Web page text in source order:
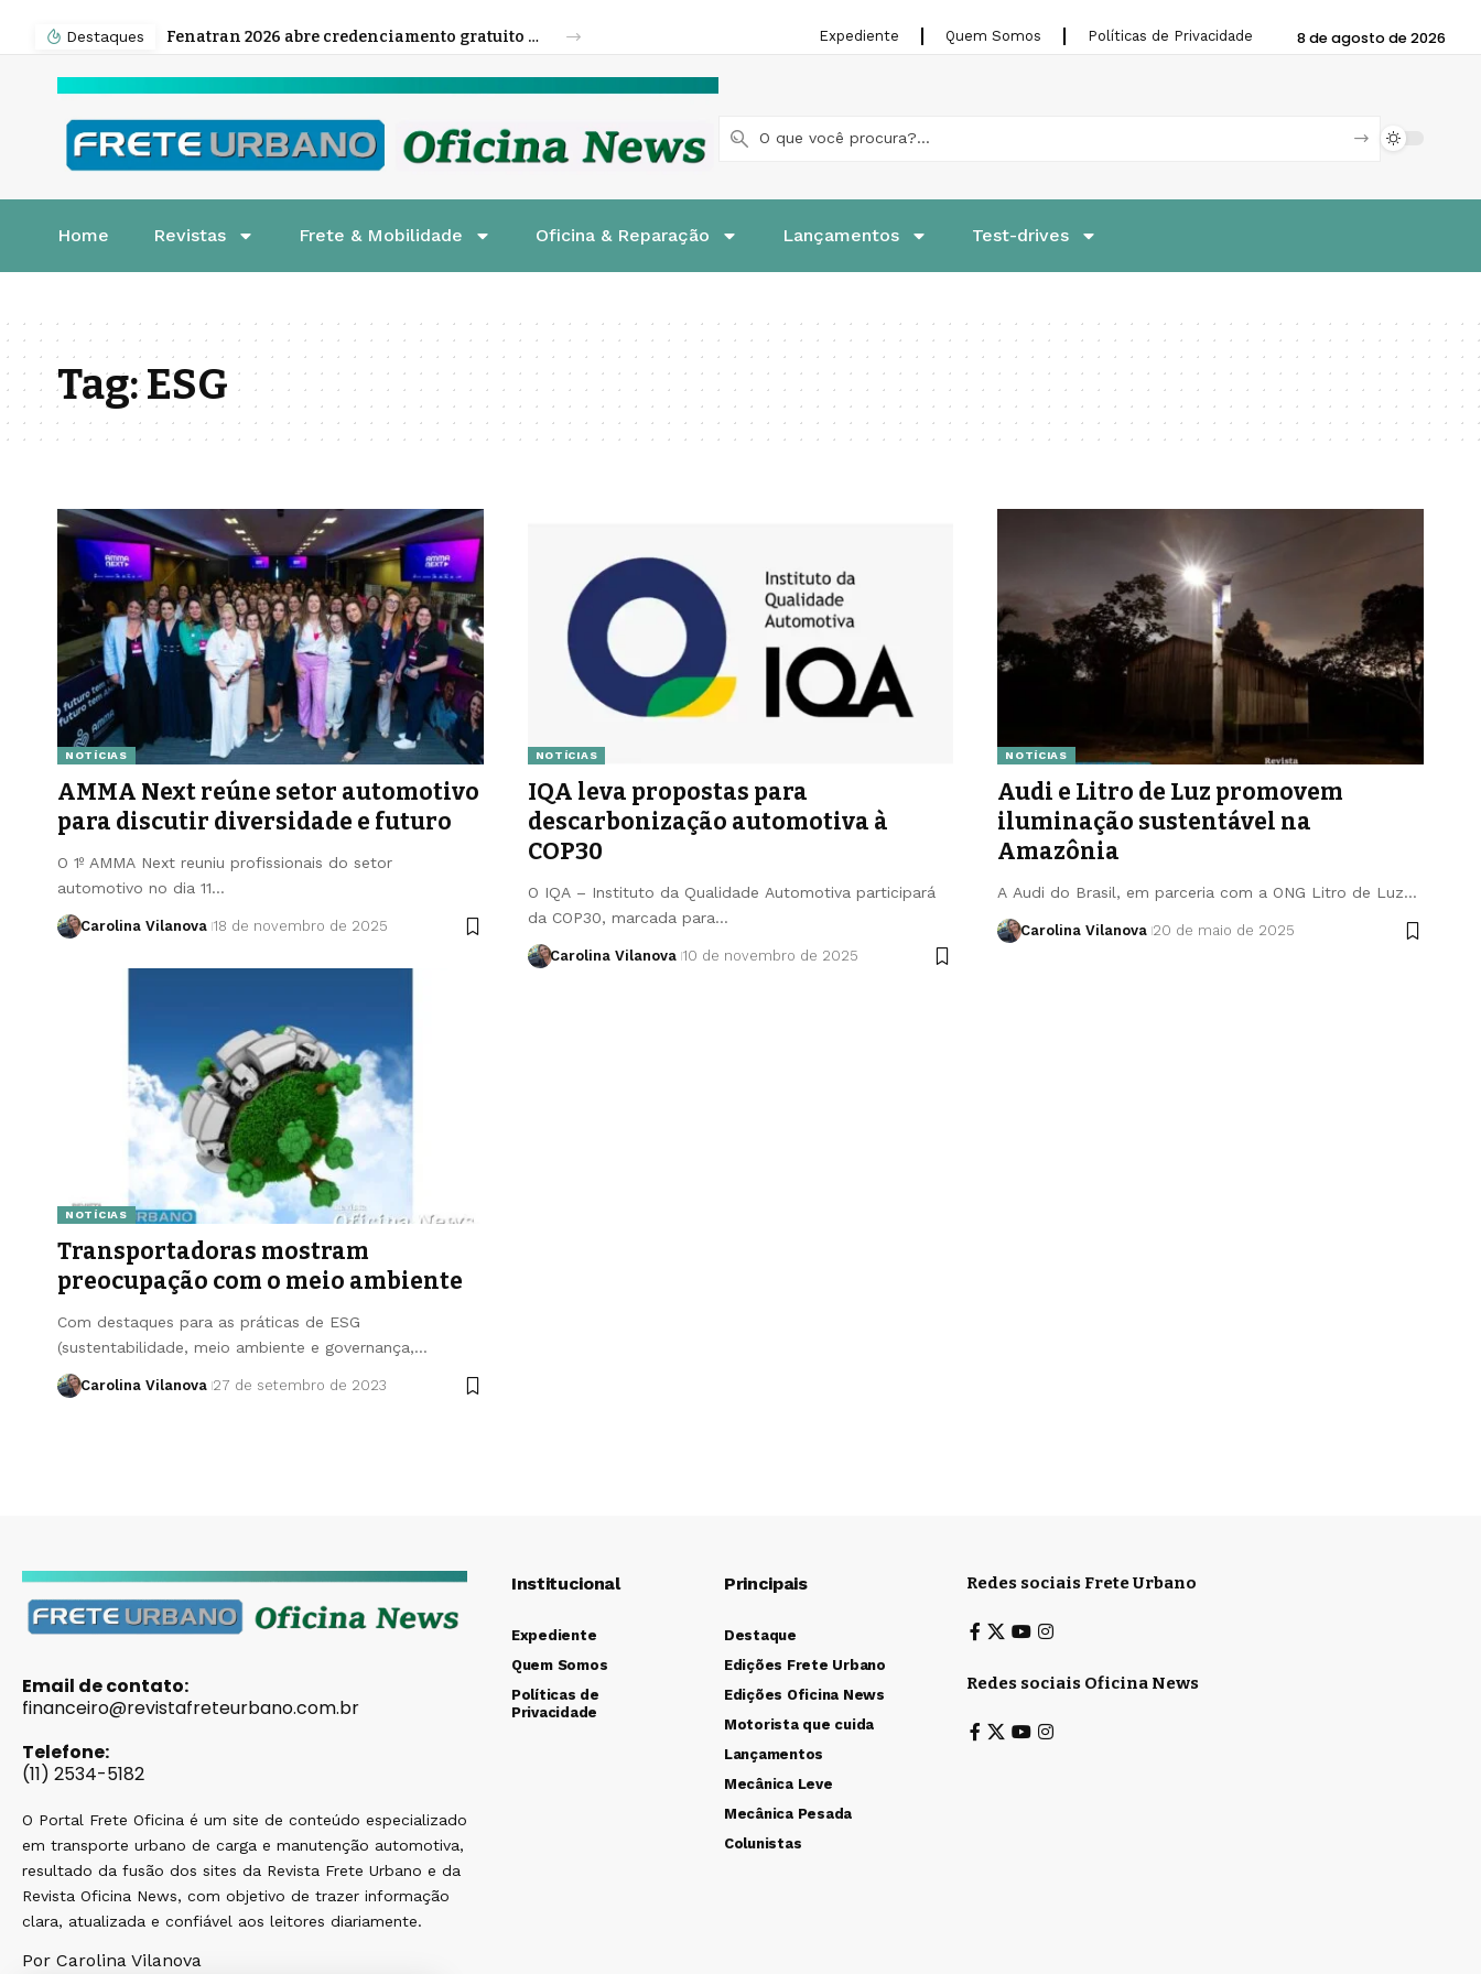
Destaques Fenatran 2026 abre credenciamento gratuito para visitantes Expediente Quem Somos Políticas de Privacidade 8 de agosto de 2026
Home Revistas Frete & Mobilidade Oficina & Reparação Lançamentos Test-drives
Tag:ESG
NOTÍCIAS
AMMA Next reúne setor automotivo
para discutir diversidade e futuro
O 1º AMMA Next reuniu profissionais do setor
automotivo no dia 11…
Carolina Vilanova 18 de novembro de 2025
NOTÍCIAS
IQA leva propostas para
descarbonização automotiva à
COP30
O IQA – Instituto da Qualidade Automotiva participará
da COP30, marcada para…
Carolina Vilanova 10 de novembro de 2025
NOTÍCIAS
Audi e Litro de Luz promovem
iluminação sustentável na
Amazônia
A Audi do Brasil, em parceria com a ONG Litro de Luz…
Carolina Vilanova 20 de maio de 2025
NOTÍCIAS
Transportadoras mostram
preocupação com o meio ambiente
Com destaques para as práticas de ESG
(sustentabilidade, meio ambiente e governança,…
Carolina Vilanova 27 de setembro de 2023
Email de contato:
financeiro@revistafreteurbano.com.br
Telefone:
(11) 2534-5182
O Portal Frete Oficina é um site de conteúdo especializado
em transporte urbano de carga e manutenção automotiva,
resultado da fusão dos sites da Revista Frete Urbano e da
Revista Oficina News, com objetivo de trazer informação
clara, atualizada e confiável aos leitores diariamente.
Por Carolina Vilanova
Institucional
Expediente
Quem Somos
Políticas de
Privacidade
Principais
Destaque
Edições Frete Urbano
Edições Oficina News
Motorista que cuida
Lançamentos
Mecânica Leve
Mecânica Pesada
Colunistas
Redes sociais Frete Urbano
Redes sociais Oficina News